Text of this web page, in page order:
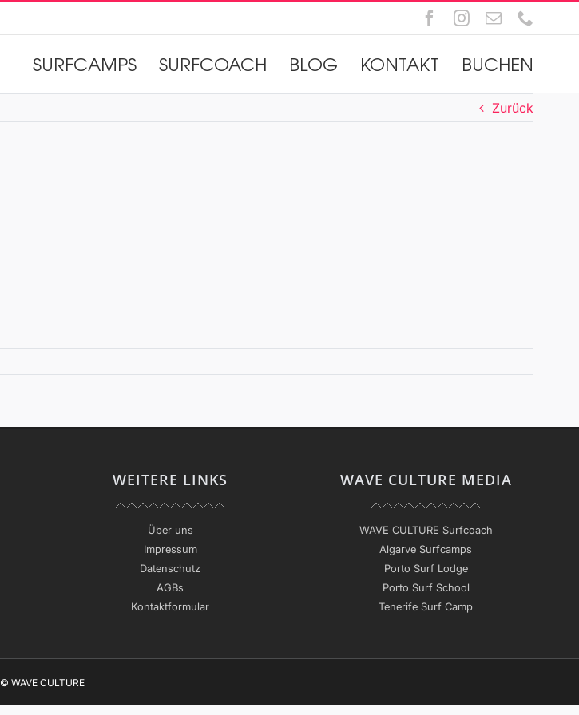
Facebook
Instagram
E-
Mail
SURFCAMPS SURFCOACH BLOG KONTAKT BUCHEN
Zurück
WEITERE LINKS
Über uns
Impressum
Datenschutz
AGBs
Kontaktformular
WAVE CULTURE MEDIA
WAVE CULTURE Surfcoach
Algarve Surfcamps
Porto Surf Lodge
Porto Surf School
Tenerife Surf Camp
© WAVE CULTURE